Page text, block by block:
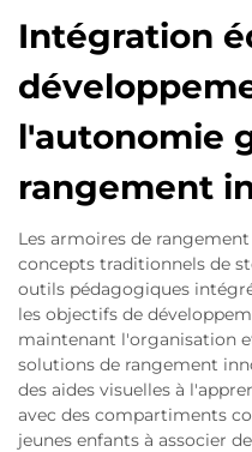
Intégration
l'autonomie
rangement
Les armoires de
concepts traditionnels de
outils pédagogiques
les objectifs de
maintenant l'organisation
solutions de rangement
des aides visuelles à
avec des compartiments
jeunes enfants à associer